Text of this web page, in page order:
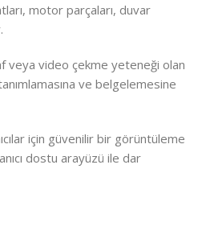
motor parçaları, duvar
veya video çekme yeteneği olan
ve belgelemesine
için güvenilir bir görüntüleme
dostu arayüzü ile dar